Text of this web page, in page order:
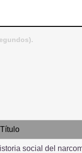
Título
social del